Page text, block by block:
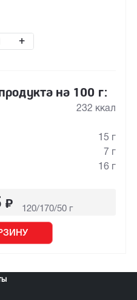
+
на 100 г:
232 ккал
15 г
7 г
16 г
₽ 120/170/50 г